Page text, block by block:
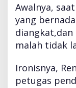
Awalnya,
yang
malah tidak
Ironisnya,
petugas